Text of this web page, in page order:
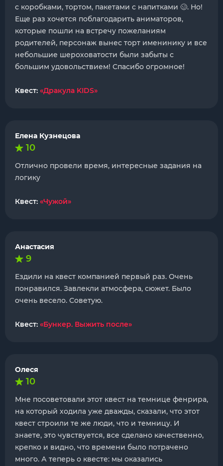
с коробками, тортом, пакетами с напитками 🥴. Но!
Еще раз хочется поблагодарить аниматоров,
которые пошли на встречу пожеланиям
родителей, персонаж вынес торт именинику и все
небольшие шероховатости были забыты с
большим удовольствием! Спасибо огромное!
Квест: «Дракула KIDS»
Елена Кузнецова
10
Отлично провели время, интересные задания на
логику
Квест: «Чужой»
Анастасия
9
Ездили на квест компанией первый раз. Очень
понравился. Завлекли атмосфера, сюжет. Было
очень весело. Советую.
Квест: «Бункер. Выжить после»
Олеся
10
Мне посоветовали этот квест на темнице фенрира,
на который ходила уже дважды, сказали, что этот
квест строили те же люди, что и темницу. И
знаете, это чувствуется, все сделано качественно,
крепко и видно, что времени было потрачено
много. А теперь о квесте: мы оказались